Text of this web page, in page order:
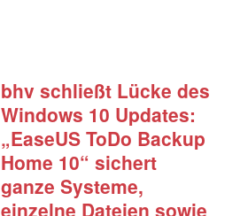
bhv schließt Lücke des
Windows 10 Updates:
„EaseUS ToDo Backup
Home 10“ sichert
ganze Systeme,
einzelne Dateien sowie